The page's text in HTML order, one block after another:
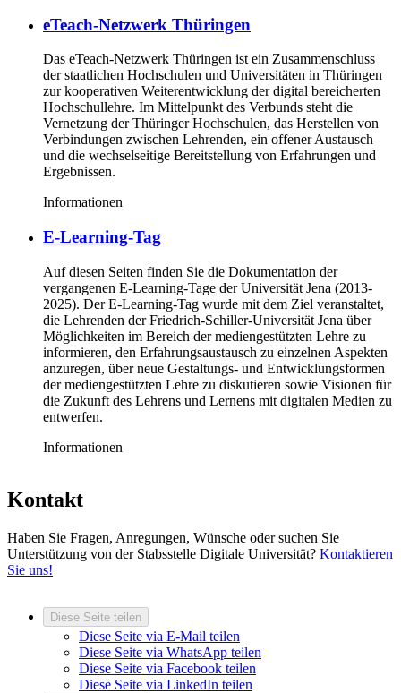
eTeach-Netzwerk Thüringen
Das eTeach-Netzwerk Thüringen ist ein Zusammenschluss
der staatlichen Hochschulen und Universitäten in Thüringen
zur kooperativen Weiterentwicklung der digital bereicherten
Hochschullehre. Im Mittelpunkt des Verbunds steht die
Vernetzung der Thüringer Hochschulen, das Herstellen von
Verbindungen zwischen Lehrenden, ein offener Austausch
und die wechselseitige Bereitstellung von Erfahrungen und
Ergebnissen.
Informationen
E-Learning-Tag
Auf diesen Seiten finden Sie die Dokumentation der
vergangenen E-Learning-Tage der Universität Jena (2013-
2025). Der E-Learning-Tag wurde mit dem Ziel veranstaltet,
die Lehrenden der Friedrich-Schiller-Universität Jena über
Möglichkeiten im Bereich der mediengestützten Lehre zu
informieren, den Erfahrungsaustausch zu einzelnen Aspekten
anzuregen, über neue Gestaltungs- und Entwicklungsformen
der mediengestützten Lehre zu diskutieren sowie Visionen für
die Zukunft des Lehrens und Lernens mit digitalen Medien zu
entwerfen.
Informationen
Kontakt
Haben Sie Fragen, Anregungen, Wünsche oder suchen Sie
Unterstützung von der Stabsstelle Digitale Universität? Kontaktieren
Sie uns!
Diese Seite teilen
Diese Seite via E-Mail teilen
Diese Seite via WhatsApp teilen
Diese Seite via Facebook teilen
Diese Seite via LinkedIn teilen